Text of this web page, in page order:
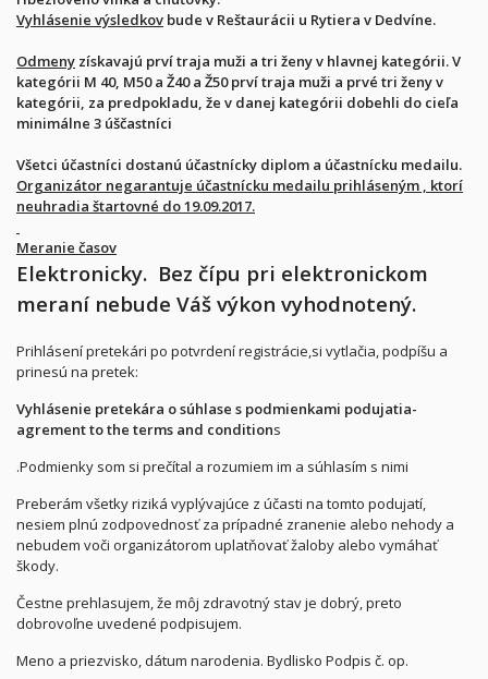
Vyhlásenie výsledkov bude v Reštaurácii u Rytiera v Dedvíne.
Odmeny získavajú prví traja muži a tri ženy v hlavnej kategórii. V
kategórii M 40, M50 a Ž40 a Ž50 prví traja muži a prvé tri ženy v
kategórii, za predpokladu, že v danej kategórii dobehli do cieľa
minimálne 3 úščastníci
Všetci účastníci dostanú účastnícky diplom a účastnícku medailu.
Organizátor negarantuje účastnícku medailu prihláseným , ktorí
neuhradia štartovné do 19.09.2017.
Meranie časov
Elektronicky. Bez čípu pri elektronickom
meraní nebude Váš výkon vyhodnotený.
Prihlásení pretekári po potvrdení registrácie,si vytlačia, podpíšu a
prinesú na pretek:
Vyhlásenie pretekára o súhlase s podmienkami podujatia-
agrement to the terms and conditions
.Podmienky som si prečítal a rozumiem im a súhlasím s nimi
Preberám všetky riziká vyplývajúce z účasti na tomto podujatí,
nesiem plnú zodpovednosť za prípadné zranenie alebo nehody a
nebudem voči organizátorom uplatňovať žaloby alebo vymáhať
škody.
Čestne prehlasujem, že môj zdravotný stav je dobrý, preto
dobrovoľne uvedené podpisujem.
Meno a priezvisko, dátum narodenia. Bydlisko Podpis č. op.